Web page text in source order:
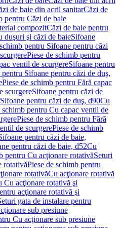
de baie din acril sanitarCăzi de
pentru Căzi de baie
compozitCăzi de baie pentru
duşuri şi căzi de baieSifoane
pentru Sifoane pentru căzi
Piese de schimb pentru
ventil de scurgereSifoane pentru
Sifoane pentru căzi de duş,
Piese de schimb pentru Fără capac
scurgereSifoane pentru căzi de
pentru căzi de duş, d90Cu
schimb pentru Cu capac ventil de
Piese de schimb pentru Fără
de scurgerePiese de schimb
pentru căzi de baie,
pentru căzi de baie, d52Cu
pentru Cu acţionare rotativăSeturi
rotativăPiese de schimb pentru
rotativăCu acţionare rotativă
Cu acţionare rotativă şi
acţionare rotativă şi
gata de instalare pentru
sub presiune
Cu acţionare sub presiune